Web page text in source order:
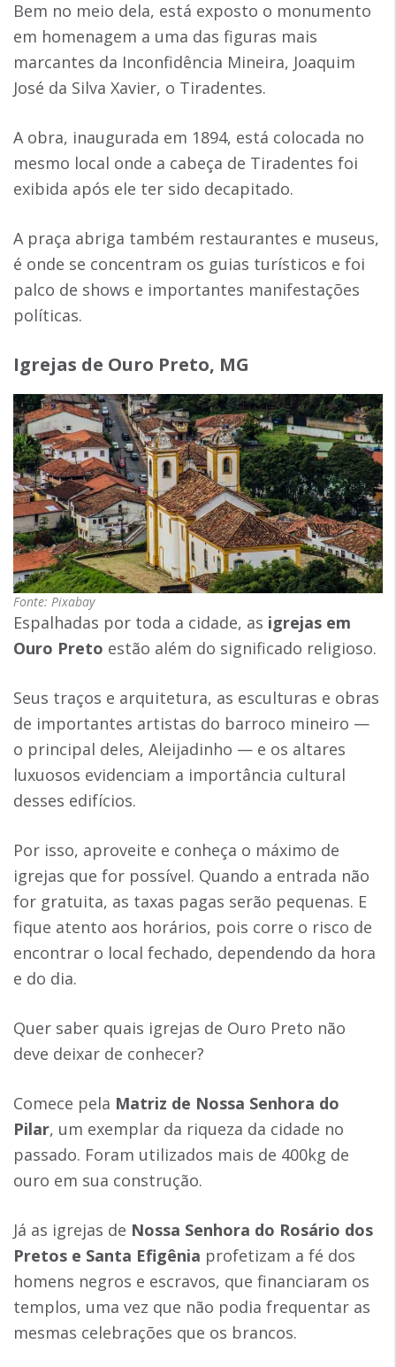
Bem no meio dela, está exposto o monumento
em homenagem a uma das figuras mais
marcantes da Inconfidência Mineira, Joaquim
José da Silva Xavier, o Tiradentes.
A obra, inaugurada em 1894, está colocada no
mesmo local onde a cabeça de Tiradentes foi
exibida após ele ter sido decapitado.
A praça abriga também restaurantes e museus,
é onde se concentram os guias turísticos e foi
palco de shows e importantes manifestações
políticas.
Igrejas de Ouro Preto, MG
Fonte: Pixabay
Espalhadas por toda a cidade, as igrejas em
Ouro Preto estão além do significado religioso.
Seus traços e arquitetura, as esculturas e obras
de importantes artistas do barroco mineiro —
o principal deles, Aleijadinho — e os altares
luxuosos evidenciam a importância cultural
desses edifícios.
Por isso, aproveite e conheça o máximo de
igrejas que for possível. Quando a entrada não
for gratuita, as taxas pagas serão pequenas. E
fique atento aos horários, pois corre o risco de
encontrar o local fechado, dependendo da hora
e do dia.
Quer saber quais igrejas de Ouro Preto não
deve deixar de conhecer?
Comece pela Matriz de Nossa Senhora do
Pilar, um exemplar da riqueza da cidade no
passado. Foram utilizados mais de 400kg de
ouro em sua construção.
Já as igrejas de Nossa Senhora do Rosário dos
Pretos e Santa Efigênia profetizam a fé dos
homens negros e escravos, que financiaram os
templos, uma vez que não podia frequentar as
mesmas celebrações que os brancos.